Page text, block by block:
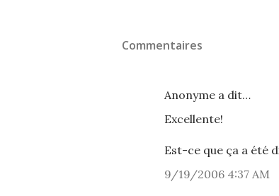
Commentaires
Anonyme a dit…
Excellente!
Est-ce que ça a été
9/19/2006 4:37 AM